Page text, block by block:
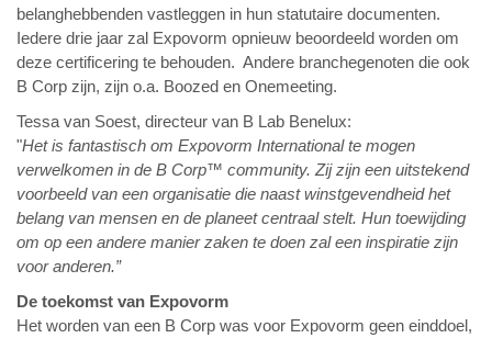
belanghebbenden vastleggen in hun statutaire documenten.
Iedere drie jaar zal Expovorm opnieuw beoordeeld worden om
deze certificering te behouden. Andere branchegenoten die ook
B Corp zijn, zijn o.a. Boozed en Onemeeting.
Tessa van Soest, directeur van B Lab Benelux:
"Het is fantastisch om Expovorm International te mogen
verwelkomen in de B Corp™ community. Zij zijn een uitstekend
voorbeeld van een organisatie die naast winstgevendheid het
belang van mensen en de planeet centraal stelt. Hun toewijding
om op een andere manier zaken te doen zal een inspiratie zijn
voor anderen.”
De toekomst van Expovorm
Het worden van een B Corp was voor Expovorm geen einddoel,